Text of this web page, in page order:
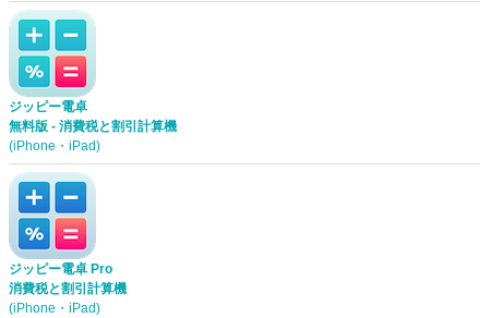
ジッピー電卓
無料版 - 消費税と割引計算機
(iPhone・iPad)
ジッピー電卓 Pro
消費税と割引計算機
(iPhone・iPad)